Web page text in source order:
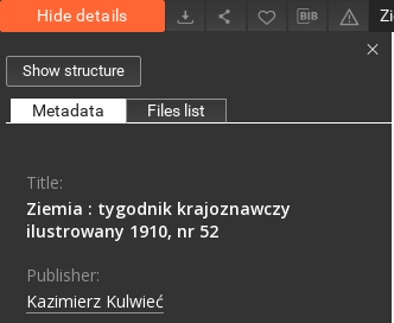
Hide details
Show structure
Metadata Files list
Title:
Ziemia : tygodnik krajoznawczy
ilustrowany 1910, nr 52
Publisher:
Kazimierz Kulwieć